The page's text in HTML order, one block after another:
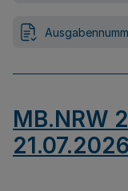
MB.NRW
21.07.2026